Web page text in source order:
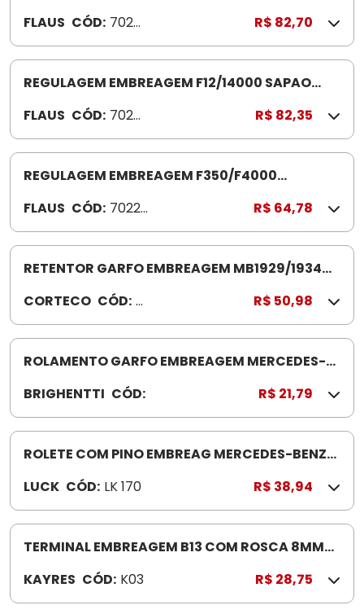
FLAUS CÓD: 7020
90
R$ 82,70
REGULAGEM EMBREAGEM F12/14000 SAPAO
FLAUS CÓD: 7020
91
R$ 82,35
REGULAGEM EMBREAGEM F350/F4000
FLAUS CÓD: 70229
1
R$ 64,78
RETENTOR GARFO EMBREAGEM MB1929/1934
CORTECO CÓD: F
0
5
3
N
R$ 50,98
ROLAMENTO GARFO EMBREAGEM MERCEDES-
BRIGHENTTI CÓD:
K
3
0
R$ 21,79
ROLETE COM PINO EMBREAG MERCEDES-BENZ
LUCK CÓD: LK 170 R$ 38,94
TERMINAL EMBREAGEM B13 COM ROSCA 8MM
KAYRES CÓD: K03 R$ 28,75